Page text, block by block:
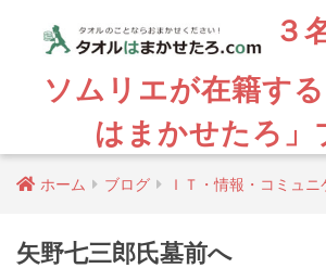
３
ソムリエが在籍す
はまかせたろ」
ホーム ブログ ＩＴ・情報・コミュ
矢野七三郎氏墓前へ